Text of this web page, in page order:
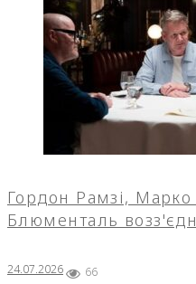
Гордон Рамзі,
Блюменталь
24.07.2026 66